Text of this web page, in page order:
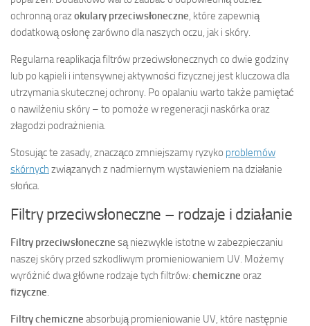
ochronną orazokulary przeciwsłoneczne, które zapewnią
dodatkową osłonę zarówno dla naszych oczu, jak i skóry.
Regularna reaplikacja filtrów przeciwsłonecznych co dwie godziny
lub po kąpieli i intensywnej aktywności fizycznej jest kluczowa dla
utrzymania skutecznej ochrony. Po opalaniu warto także pamiętać
o nawilżeniu skóry – to pomoże w regeneracji naskórka oraz
złagodzi podrażnienia.
Stosując te zasady, znacząco zmniejszamy ryzyko problemów
skórnych związanych z nadmiernym wystawieniem na działanie
słońca.
Filtry przeciwsłoneczne – rodzaje i działanie
Filtry przeciwsłoneczne są niezwykle istotne w zabezpieczaniu
naszej skóry przed szkodliwym promieniowaniem UV. Możemy
wyróżnić dwa główne rodzaje tych filtrów: chemiczne oraz
fizyczne.
Filtry chemiczne absorbują promieniowanie UV, które następnie